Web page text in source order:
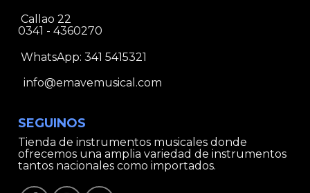
Callao 22
0341 - 4360270
WhatsApp: 341 5415321
info@emavemusical.com
SEGUINOS
Tienda de instrumentos musicales donde
ofrecemos una amplia variedad de instrumentos
tantos nacionales como importados.